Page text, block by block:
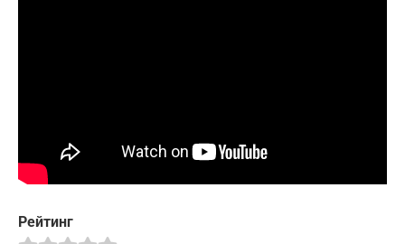
Рейтинг